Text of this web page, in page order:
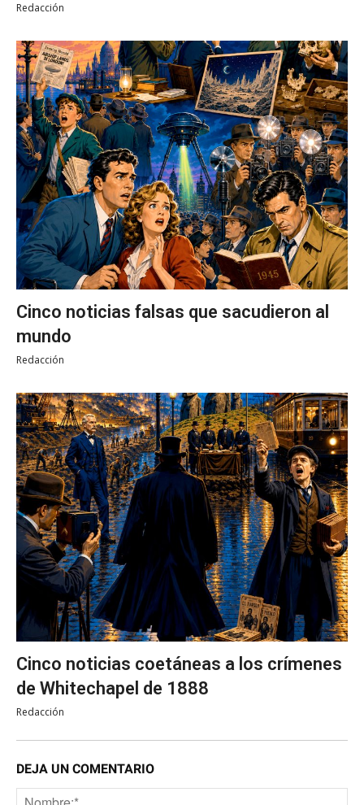
Redacción
Cinco noticias falsas que sacudieron al
mundo
Redacción
Cinco noticias coetáneas a los crímenes
de Whitechapel de 1888
Redacción
DEJA UN COMENTARIO